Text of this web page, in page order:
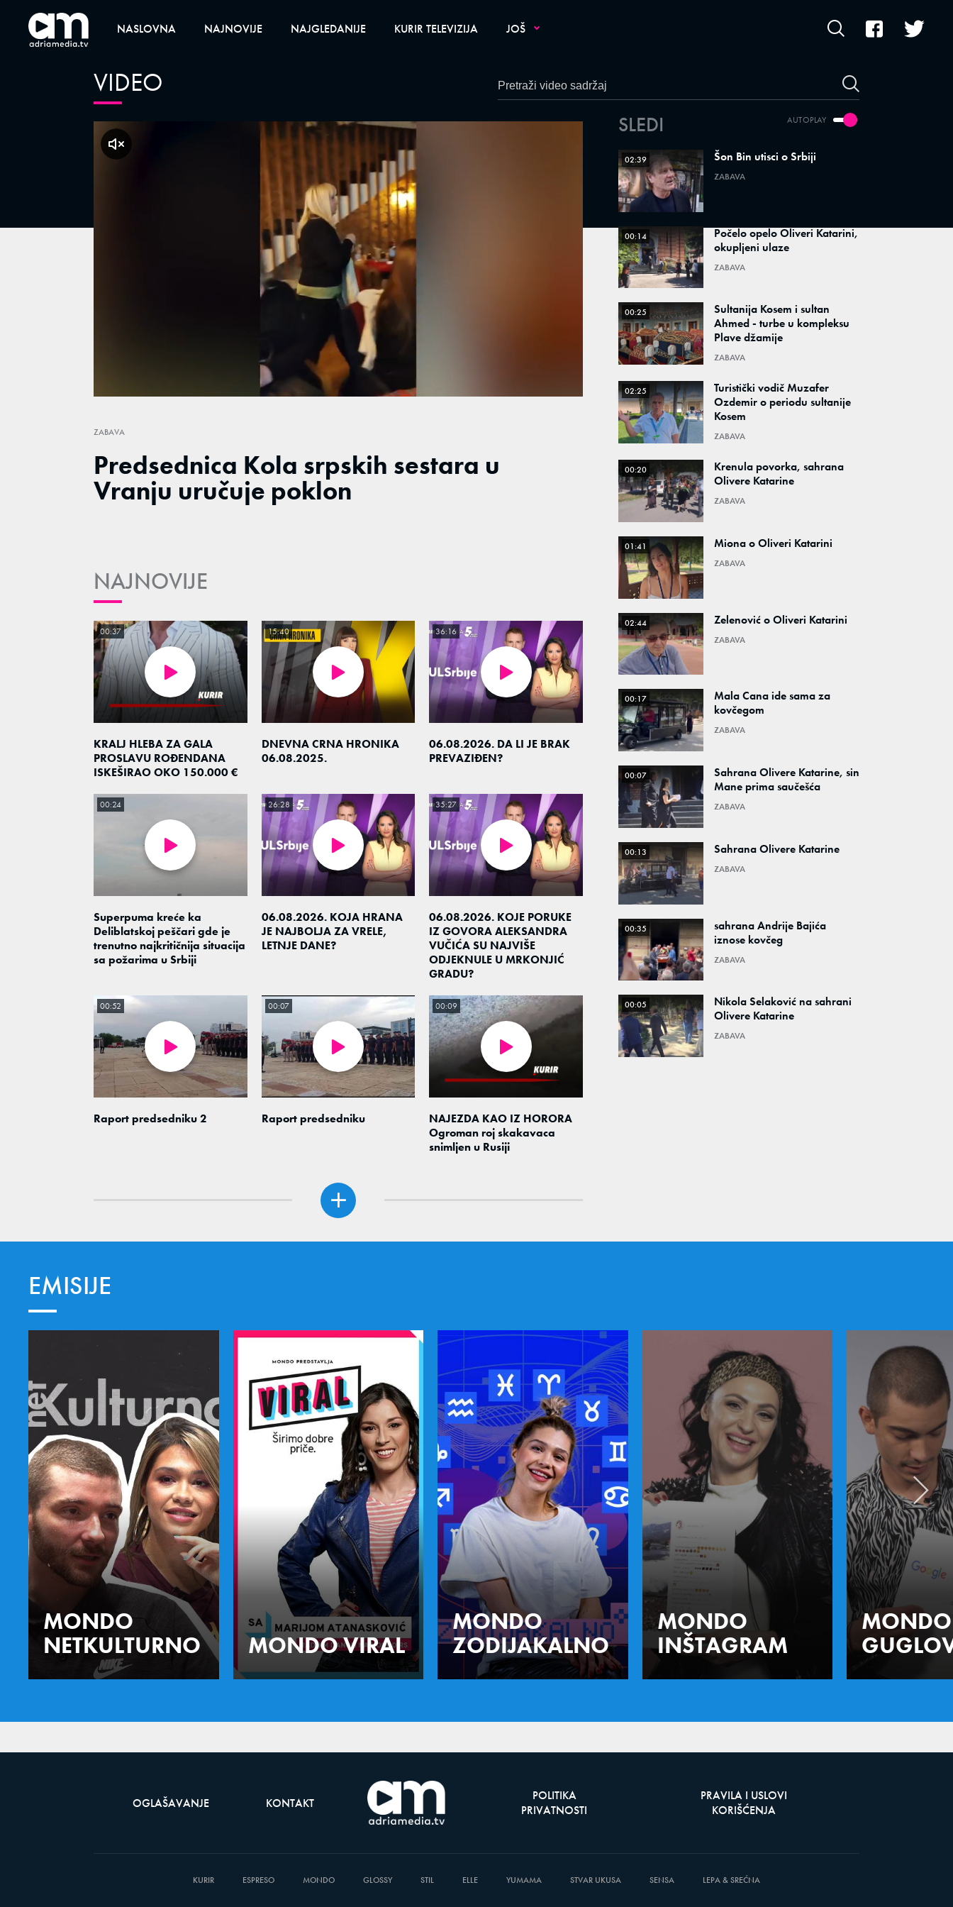
NASLOVNA NAJNOVIJE NAJGLEDANIJE KURIR TELEVIZIJA JOŠ
VIDEO
Unmute
Loaded :
100.00%
klikni za zvuk
ZABAVA
Predsednica Kola srpskih sestara u
Vranju uručuje poklon
NAJNOVIJE
KRALJ HLEBA ZA GALA
PROSLAVU ROĐENDANA
ISKEŠIRAO OKO 150.000 €
00:37
DNEVNA CRNA HRONIKA
06.08.2025.
15:40
06.08.2026. DA LI JE BRAK
PREVAZIĐEN?
36:16
Superpuma kreće ka
Deliblatskoj peščari gde je
trenutno najkritičnija situacija
sa požarima u Srbiji
00:24
06.08.2026. KOJA HRANA
JE NAJBOLJA ZA VRELE,
LETNJE DANE?
26:28
06.08.2026. KOJE PORUKE
IZ GOVORA ALEKSANDRA
VUČIĆA SU NAJVIŠE
ODJEKNULE U MRKONJIĆ
GRADU?
35:27
Raport predsedniku 2
00:52
Raport predsedniku
00:07
NAJEZDA KAO IZ HORORA
Ogroman roj skakavaca
snimljen u Rusiji
00:09
AUTOPLAY
SLEDI
02:39 Šon Bin utisci o Srbiji
ZABAVA
00:14
Počelo opelo Oliveri Katarini,
okupljeni ulaze
ZABAVA
00:25
Sultanija Kosem i sultan
Ahmed - turbe u kompleksu
Plave džamije
ZABAVA
02:25
Turistički vodič Muzafer
Ozdemir o periodu sultanije
Kosem
ZABAVA
00:20
Krenula povorka, sahrana
Olivere Katarine
ZABAVA
01:41 Miona o Oliveri Katarini
ZABAVA
02:44 Zelenović o Oliveri Katarini
ZABAVA
00:17
Mala Cana ide sama za
kovčegom
ZABAVA
00:07
Sahrana Olivere Katarine, sin
Mane prima saučešća
ZABAVA
00:13 Sahrana Olivere Katarine
ZABAVA
00:35
sahrana Andrije Bajića
iznose kovčeg
ZABAVA
00:05
Nikola Selaković na sahrani
Olivere Katarine
ZABAVA
EMISIJE
MONDO
NETKULTURNO
MONDO VIRAL
MONDO
ZODIJAKALNO
MONDO
INŠTAGRAM
MONDO
OGLAŠAVANJE KONTAKT
POLITIKA
PRIVATNOSTI
PRAVILA I USLOVI
KORIŠĆENJA
KURIR ESPRESO MONDO GLOSSY STIL ELLE YUMAMA STVAR UKUSA SENSA LEPA & SREĆNA